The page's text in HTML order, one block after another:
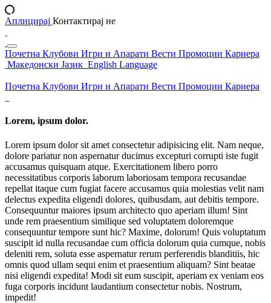
Аплицирај Контактирај не
Почетна Клубови Игри и Апарати Вести Промоции Кариера
Македонски Јазик English Language
Почетна Клубови Игри и Апарати Вести Промоции Кариера
Lorem, ipsum dolor.
Lorem ipsum dolor sit amet consectetur adipisicing elit. Nam neque,
dolore pariatur non aspernatur ducimus excepturi corrupti iste fugit
accusamus quisquam atque. Exercitationem libero porro
necessitatibus corporis laborum laboriosam tempora recusandae
repellat itaque cum fugiat facere accusamus quia molestias velit nam
delectus expedita eligendi dolores, quibusdam, aut debitis tempore.
Consequuntur maiores ipsum architecto quo aperiam illum! Sint
unde rem praesentium similique sed voluptatem doloremque
consequuntur tempore sunt hic? Maxime, dolorum! Quis voluptatum
suscipit id nulla recusandae cum officia dolorum quia cumque, nobis
deleniti rem, soluta esse aspernatur rerum perferendis blanditiis, hic
omnis quod ullam sequi enim et praesentium aliquam? Sint beatae
nisi eligendi expedita! Modi sit eum suscipit, aperiam ex veniam eos
fuga corporis incidunt laudantium consectetur nobis. Nostrum,
impedit!